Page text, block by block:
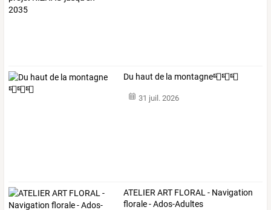
Du haut de la montagne📮📮📮
31 juil. 2026
ATELIER ART FLORAL - Navigation
florale - Ados-Adultes